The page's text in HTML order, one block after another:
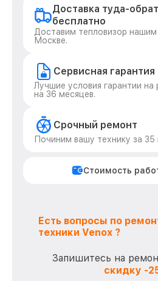
Доставка туда-
бесплатно
Доставим тепловизор нашим
Москве.
Сервисная гарантия
Лучшие условия гарантии на
на 36 месяцев.
Срочный ремонт
Починим вашу технику за 35
Стоимость
Есть вопросы по
техники Venox ?
Запишитесь на
скидку -